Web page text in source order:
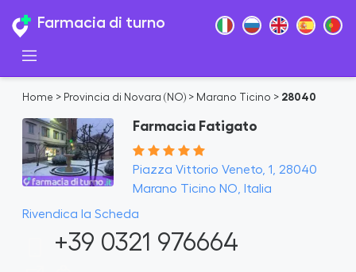
Farmacia di turno
Home > Provincia di Novara (NO) > Marano Ticino > 28040
Farmacia Fatigato
Piazza Vittorio Veneto, 1, 28040
Marano Ticino NO, Italia
Rivendica la Scheda
+39 0321 976664